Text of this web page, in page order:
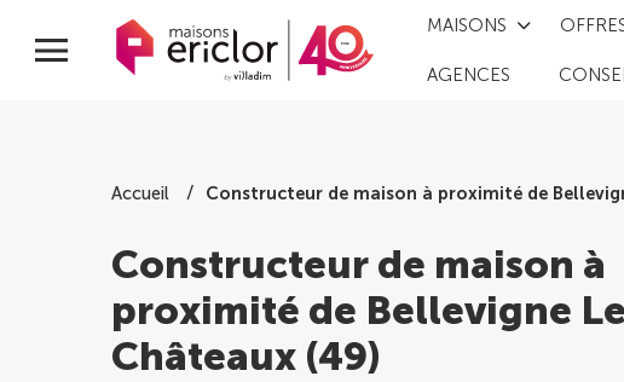
MAISONS
AGENCES
Accueil Constructeur de maison à proximité de
Constructeur de maison à
proximité de Bellevigne
Châteaux (49)